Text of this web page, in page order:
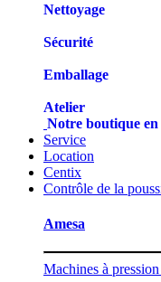
Nettoyage
Sécurité
Emballage
Atelier
Notre boutique en
Service
Location
Centix
Contrôle de la
Amesa
Machines à